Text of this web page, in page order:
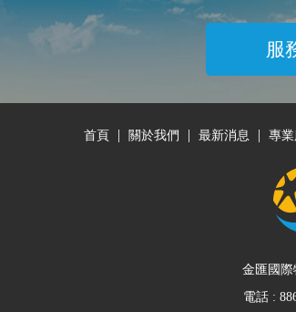
服
首頁 | 關於我們 | 最新消息 | 專
金匯國際
電話 :